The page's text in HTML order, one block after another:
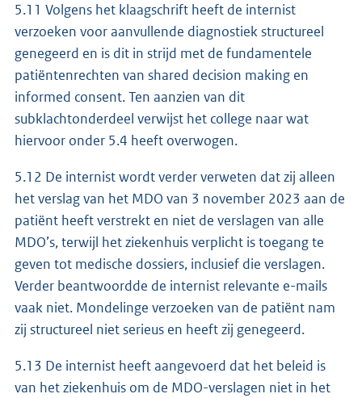
5.11 Volgens het klaagschrift heeft de internist
verzoeken voor aanvullende diagnostiek structureel
genegeerd en is dit in strijd met de fundamentele
patiëntenrechten van shared decision making en
informed consent. Ten aanzien van dit
subklachtonderdeel verwijst het college naar wat
hiervoor onder 5.4 heeft overwogen.
5.12 De internist wordt verder verweten dat zij alleen
het verslag van het MDO van 3 november 2023 aan de
patiënt heeft verstrekt en niet de verslagen van alle
MDO’s, terwijl het ziekenhuis verplicht is toegang te
geven tot medische dossiers, inclusief die verslagen.
Verder beantwoordde de internist relevante e-mails
vaak niet. Mondelinge verzoeken van de patiënt nam
zij structureel niet serieus en heeft zij genegeerd.
5.13 De internist heeft aangevoerd dat het beleid is
van het ziekenhuis om de MDO-verslagen niet in het